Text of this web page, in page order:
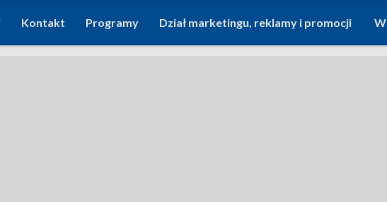
Kontakt Programy Dział marketingu, reklamy i promocji